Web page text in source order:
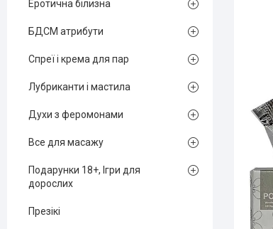
Еротична білизна
БДСМ атрибути
Спреї і крема для пар
Лубриканти і мастила
Духи з феромонами
Все для масажу
Подарунки 18+, Ігри для
дорослих
Презікі